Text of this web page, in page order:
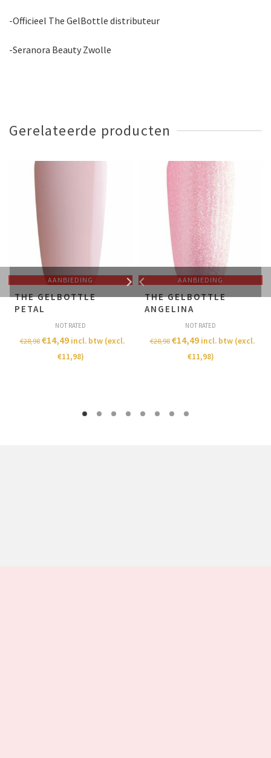
-Officieel The GelBottle distributeur
-Seranora Beauty Zwolle
Gerelateerde producten
AANBIEDING
THE GELBOTTLE
PETAL
NOT RATED
€28,98 €14,49 incl. btw (excl.
€11,98)
AANBIEDING
THE GELBOTTLE
ANGELINA
NOT RATED
€28,98 €14,49 incl. btw (excl.
€11,98)